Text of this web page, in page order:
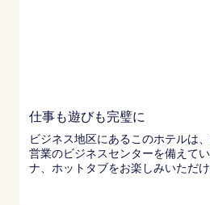
仕事も遊びも完璧に
ビジネス地区にあるこのホテルは
営業のビジネスセンターを備えて
ナ、ホットタブをお楽しみいただけ